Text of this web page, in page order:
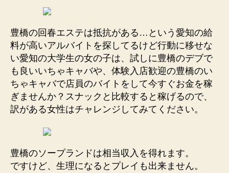
豊橋の回春エステは抵抗がある…という愛知の給
料が高いアルバイトを探してるけど行動に移せな
い愛知の大学生の女の子は、試しに豊橋のデブで
も良いいちゃキャバや、体験入店歓迎の豊橋のい
ちゃキャバで店員のバイトをして今すぐお金を稼
ぎませんか？スナックと比較すると稼げるので、
訳がある女性はチャレンジしてみてください。
豊橋のソープランドは相当収入を得れます。
ですけど、生理になるとプレイも出来ません。